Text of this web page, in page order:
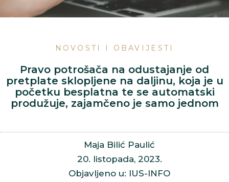
NOVOSTI I OBAVIJESTI
Pravo potrošača na odustajanje od
pretplate sklopljene na daljinu, koja je u
početku besplatna te se automatski
produžuje, zajamčeno je samo jednom
Maja Bilić Paulić
20. listopada, 2023.
Objavljeno u: IUS-INFO